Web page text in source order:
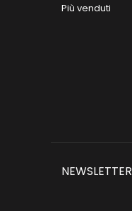
Più venduti
NEWSLETTER